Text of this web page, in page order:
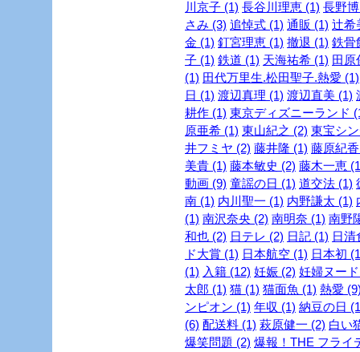
川京子 (1) 長谷川理恵 (1) 長野
さみ (3) 追悼式 (1) 通販 (1) 辻希
金 (1) 釘宮理恵 (1) 撤退 (1) 鉄骨
子 (1) 鉄道 (1) 天海祐希 (1) 田原
(1) 田代万里生.松田聖子.熱愛 (1)
日 (1) 渡辺真理 (1) 渡辺直美 (1)
耕作 (1) 東京ディズニーランド
原亜希 (1) 東山紀之 (2) 東宝シ
井フミヤ (2) 藤井隆 (1) 藤原紀
美貴 (1) 藤本敏史 (2) 藤木一恵
動画 (9) 童謡の日 (1) 道交法 (1)
南 (1) 内川聖一 (1) 内野謙太 (1)
(1) 南沢奈央 (2) 南明奈 (1) 南野
和也 (2) 日テレ (2) 日記 (1) 日清
ド大賞 (1) 日本航空 (1) 日本初
(1) 入籍 (12) 妊娠 (2) 妊婦ヌー
太郎 (1) 猫 (1) 猫面魚 (1) 熱愛
ンピオン (1) 年収 (1) 納豆の日
(6) 配送料 (1) 萩原健一 (2) 白い
爆笑問題 (2) 爆報！THE フライ